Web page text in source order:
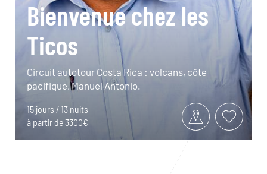
Bienvenue chez les
Ticos
Circuit autotour Costa Rica : volcans, côte
pacifique, Manuel Antonio.
15 jours / 13 nuits
à partir de 3300€